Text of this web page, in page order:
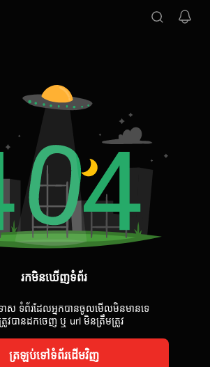
រកមិនឃើញទំព័រ
ទំព័រដែលអ្នកបានចូលមើលមិនមានទេ
រូវបានដកចេញ ឬ url មិនត្រឹមត្រូវ
ត្រឡប់ទៅទំព័រដើមវិញ